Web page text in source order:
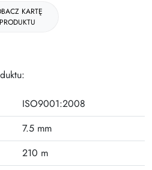
KARTĘ
PRODUKTU
ISO9001:2008
7.5 mm
210 m